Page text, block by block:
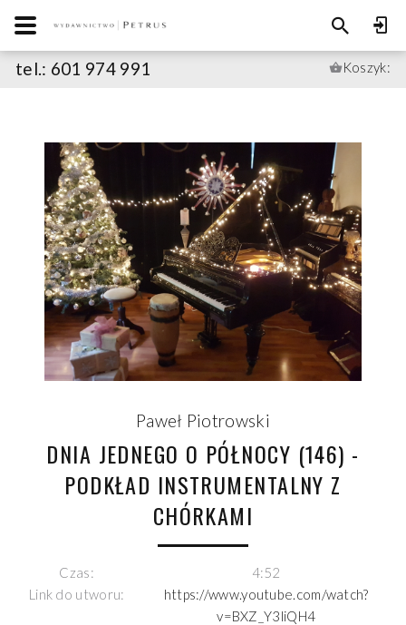
tel.: 601 974 991 Koszyk:
Paweł Piotrowski
DNIA JEDNEGO O PÓŁNOCY (146) -
PODKŁAD INSTRUMENTALNY Z
CHÓRKAMI
Czas:
4:52
Link do utworu:
https://www.youtube.com/watch?
v=BXZ_Y3liQH4